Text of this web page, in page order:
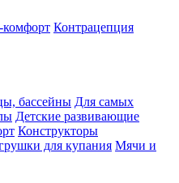
Контрацепция
бассейны Для самых
Детские развивающие
Конструкторы
для купания Мячи и